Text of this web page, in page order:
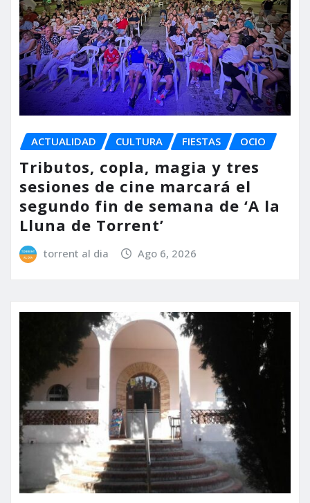
ACTUALIDAD CULTURA FIESTAS OCIO
Tributos, copla, magia y tres
sesiones de cine marcará el
segundo fin de semana de ‘A la
Lluna de Torrent’
torrent al dia Ago 6, 2026